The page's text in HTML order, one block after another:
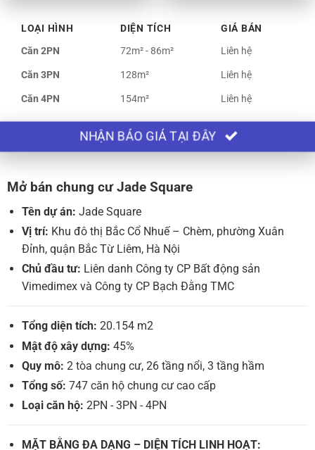
LOẠI HÌNH DIỆN TÍCH
GIÁ BÁN
Căn 2PN
72m² - 86m²
Liên hệ
Căn 3PN
128m²
Liên hệ
Căn 4PN
154m² Liên hệ
NHẬN BÁO GIÁ TẠI ĐÂY
Mở bán chung cư Jade Square
Tên dự án: Jade Square
Vị trí: Khu đô thị Bắc Cổ Nhuế – Chèm, phường Xuân
Đỉnh, quận Bắc Từ Liêm, Hà Nội
Chủ đầu tư: Liên danh Công ty CP Bất động sản
Vimedimex và Công ty CP Bạch Đằng TMC
Tổng diện tích: 20.154 m2
Mật độ xây dựng: 45%
Quy mô: 2 tòa chung cư, 26 tầng nổi, 3 tầng hầm
Tổng số: 747 căn hộ chung cư cao cấp
Loại căn hộ: 2PN - 3PN - 4PN
MẶT BẰNG ĐA DẠNG – DIỆN TÍCH LINH HOẠT: